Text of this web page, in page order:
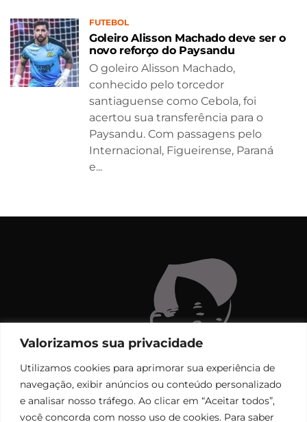
Valorizamos sua privacidade
Utilizamos cookies para aprimorar sua experiência de
navegação, exibir anúncios ou conteúdo personalizado
e analisar nosso tráfego. Ao clicar em “Aceitar todos”,
você concorda com nosso uso de cookies. Para saber
FUTEBOL
Goleiro Alisson Machado deve ser o
novo reforço do Paysandu
O goleiro Alisson Machado,
conhecido pelo torcedor
santiaguense como Cebola, foi
acertou sua transferência para o
Paysandu. Com passagens pelo
Internacional, Figueirense, Paraná
e...